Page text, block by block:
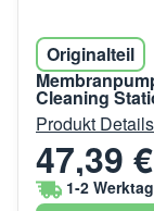
Originalteil
Cleaning
Produkt Details
47,39 €
1-2